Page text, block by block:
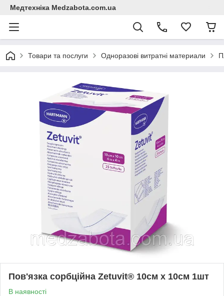
Медтехніка Medzabota.com.ua
Товари та послуги Одноразові витратні материали
Пов'язка сорбційна Zetuvit® 10см х 10см 1шт
В наявності